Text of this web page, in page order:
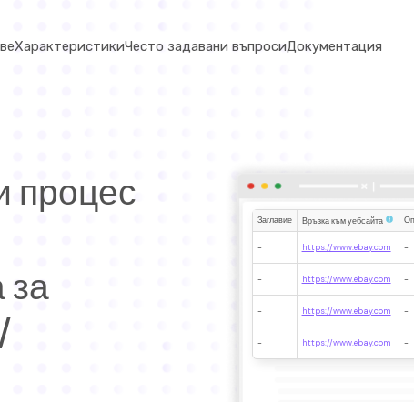
ХарактеристикиЧесто задавани въпросиДокументация
процес
за
Заглавие Връзка към уебсайта
- https://www.ebay.com -
- https://www.ebay.com -
- https://www.ebay.com -
- https://www.ebay.com -